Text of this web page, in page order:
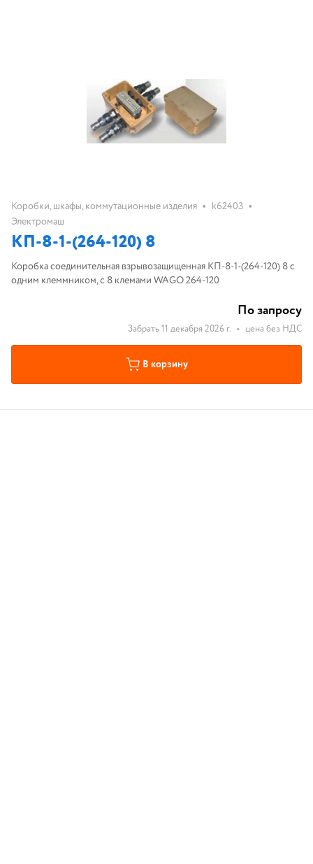
Коробки, шкафы, коммутационные изделия • k62403 •
Электромаш
КП-8-1-(264-120) 8
Коробка соединительная взрывозащищенная КП-8-1-(264-120) 8 с
одним клеммником, с 8 клемами WAGO 264-120
По запросу
Забрать 11 декабря 2026 г. • цена без НДС
В корзину